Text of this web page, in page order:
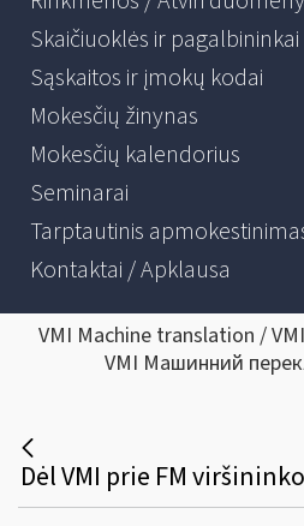
Skaičiuoklės ir pagalbininkai
Sąskaitos ir įmokų kodai
Mokesčių žinynas
Mokesčių kalendorius
Seminarai
Tarptautinis
Kontaktai / Apklausa
VMI Machine translation /
VMI Машинний